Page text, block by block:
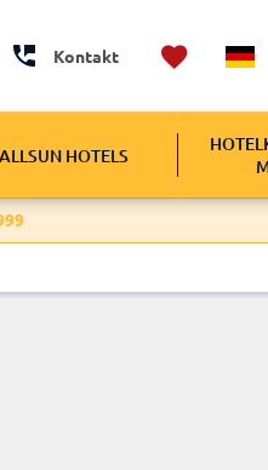
Kontakt
ALLSUN HOTELS